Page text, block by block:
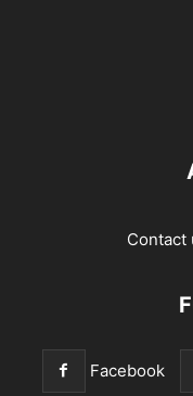
Contact
Facebook